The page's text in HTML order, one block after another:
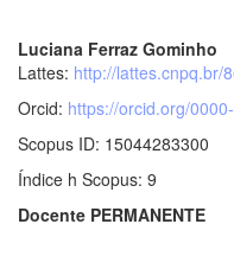
Luciana Ferraz Gominho
Lattes: http://lattes.cnpq.br/
Orcid: https://orcid.org/
Scopus ID: 15044283300
Índice h Scopus: 9
Docente PERMANENTE